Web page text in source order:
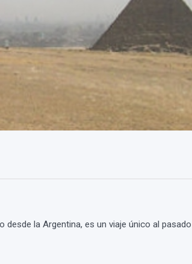
la Argentina, es un viaje único al